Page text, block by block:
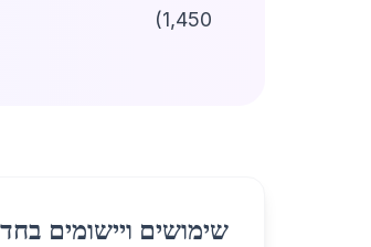
1,450)
שימושים ויישומים